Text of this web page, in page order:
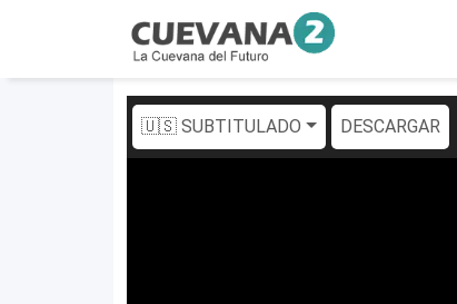
🇺🇸 SUBTITULADO DESCARGAR